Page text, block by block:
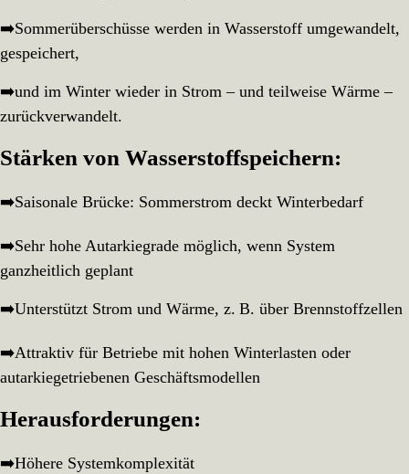
➡️Sommerüberschüsse werden in Wasserstoff umgewandelt,
gespeichert,
➡️und im Winter wieder in Strom – und teilweise Wärme –
zurückverwandelt.
Stärken von Wasserstoffspeichern:
➡️Saisonale Brücke: Sommerstrom deckt Winterbedarf
➡️Sehr hohe Autarkiegrade möglich, wenn System
ganzheitlich geplant
➡️Unterstützt Strom und Wärme, z. B. über Brennstoffzellen
➡️Attraktiv für Betriebe mit hohen Winterlasten oder
autarkiegetriebenen Geschäftsmodellen
Herausforderungen:
➡️Höhere Systemkomplexität